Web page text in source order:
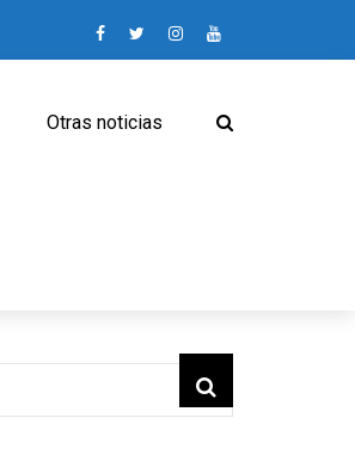
Otras noticias